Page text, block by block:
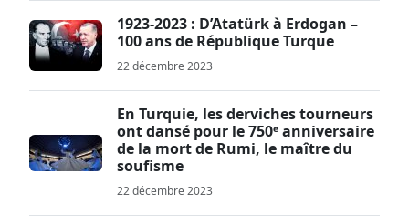
1923-2023 : D’Atatürk à Erdogan –
100 ans de République Turque
22 décembre 2023
En Turquie, les derviches tourneurs
ont dansé pour le 750ᵉ anniversaire
de la mort de Rumi, le maître du
soufisme
22 décembre 2023